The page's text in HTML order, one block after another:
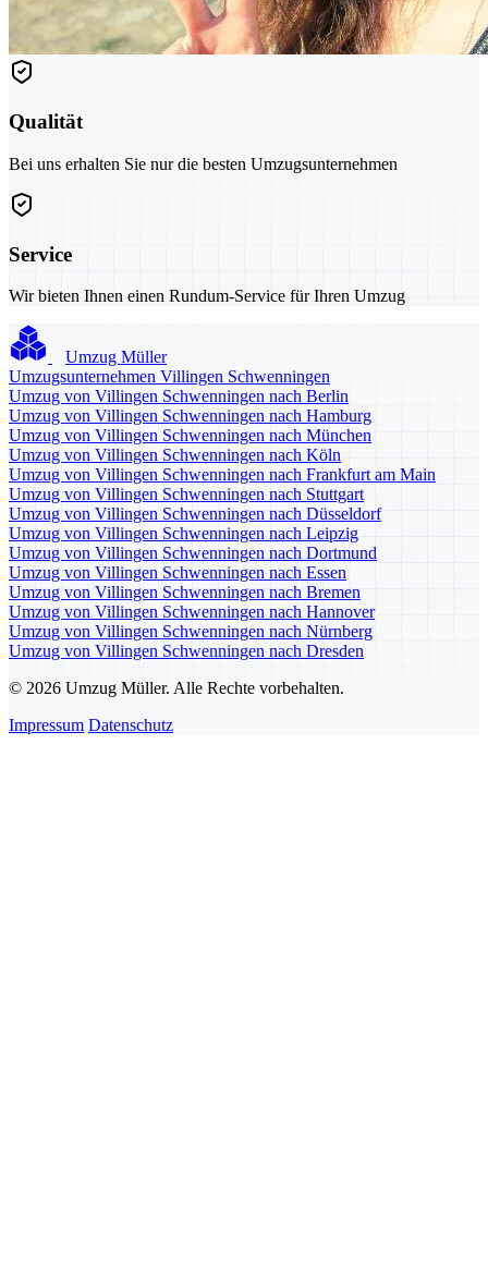
Qualität
Bei uns erhalten Sie nur die besten Umzugsunternehmen
Service
Wir bieten Ihnen einen Rundum-Service für Ihren Umzug
Umzug Müller
Umzugsunternehmen Villingen Schwenningen
Umzug von Villingen Schwenningen nach Berlin
Umzug von Villingen Schwenningen nach Hamburg
Umzug von Villingen Schwenningen nach München
Umzug von Villingen Schwenningen nach Köln
Umzug von Villingen Schwenningen nach Frankfurt am Main
Umzug von Villingen Schwenningen nach Stuttgart
Umzug von Villingen Schwenningen nach Düsseldorf
Umzug von Villingen Schwenningen nach Leipzig
Umzug von Villingen Schwenningen nach Dortmund
Umzug von Villingen Schwenningen nach Essen
Umzug von Villingen Schwenningen nach Bremen
Umzug von Villingen Schwenningen nach Hannover
Umzug von Villingen Schwenningen nach Nürnberg
Umzug von Villingen Schwenningen nach Dresden
© 2026 Umzug Müller. Alle Rechte vorbehalten.
Impressum Datenschutz